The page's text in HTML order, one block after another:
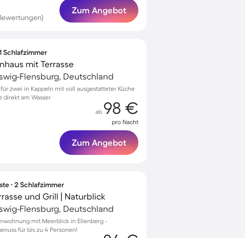
Zum Angebot
Schlafzimmer
mit Terrasse
Flensburg, Deutschland
für zwei in Kappeln mit voll ausgestatteter Küche
am Wasser
ab 98 €
pro Nacht
Zum Angebot
∙ 2 Schlafzimmer
und Grill | Naturblick
Flensburg, Deutschland
mit Meerblick in Ellenberg -
für bis zu 4 Personen!